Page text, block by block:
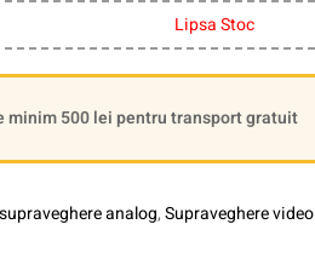
Lipsa Stoc
minim 500 lei pentru transport gratuit
analog,Supraveghere video